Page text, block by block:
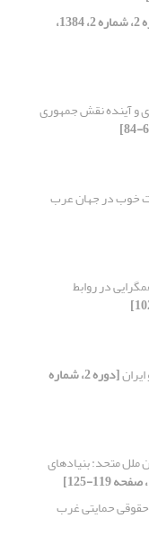
[دوره 2، شماره 2، 1384،
و آینده نقش جمهوری
خوب در جهان عرب
در روابط
[دوره 2، شماره
متحد: بنیادهای
حقوقی حمایتی غرب